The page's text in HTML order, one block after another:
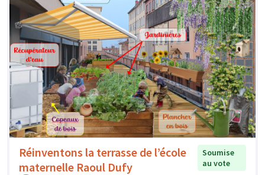
Réinventons la terrasse de l’école
maternelle Raoul Dufy
Soumise
au vote